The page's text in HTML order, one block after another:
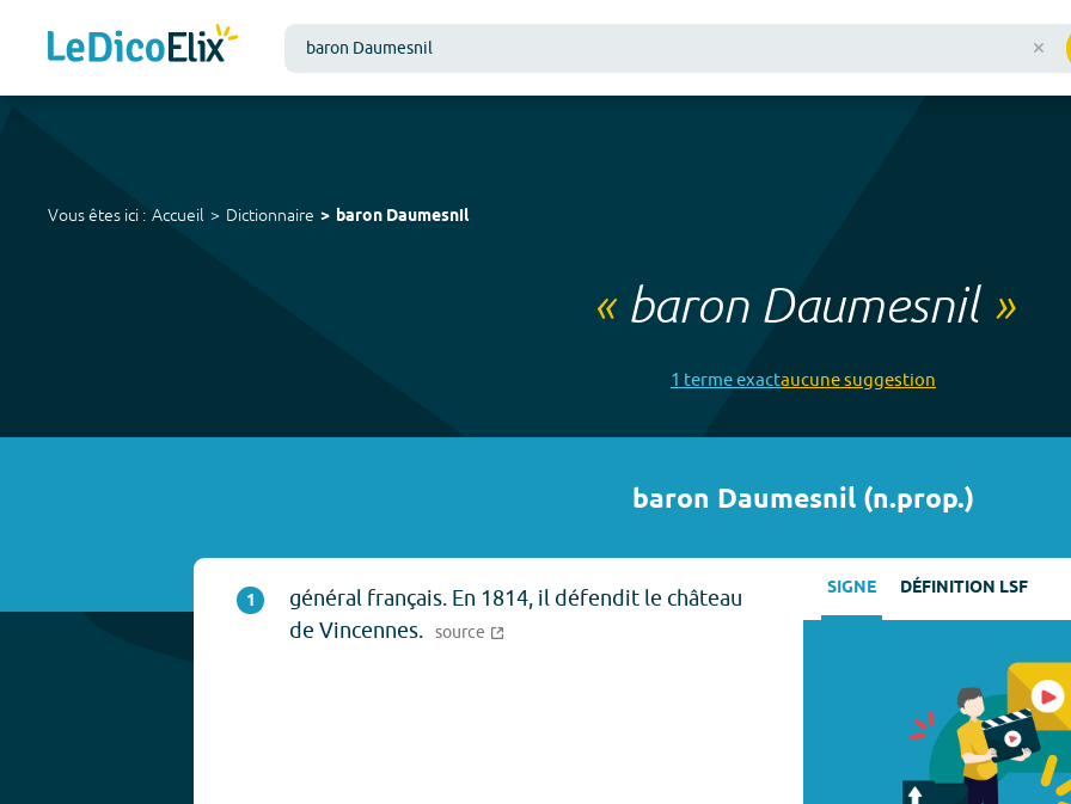
Vous êtes ici : Accueil Dictionnaire baron Daumesnil
« baron Daumesnil»
1 termeexactaucunesuggestion
baron Daumesnil (n.prop.)
1
général français. En 1814, il défendit le château
de Vincennes. source
SIGNE DÉFINITION LSF